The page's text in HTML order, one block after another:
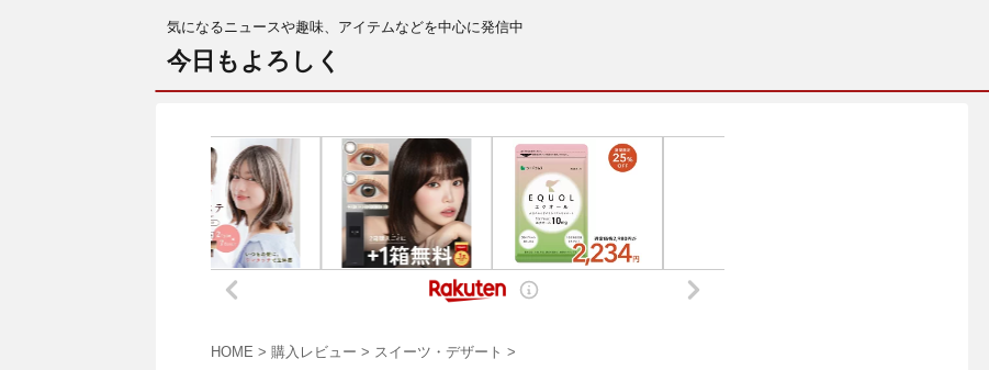
気になるニュースや趣味、アイテムなどを中心に発信中
今日もよろしく
HOME > 購入レビュー > スイーツ・デザート >